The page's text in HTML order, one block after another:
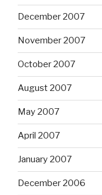
December 2007
November 2007
October 2007
August 2007
May 2007
April 2007
January 2007
December 2006